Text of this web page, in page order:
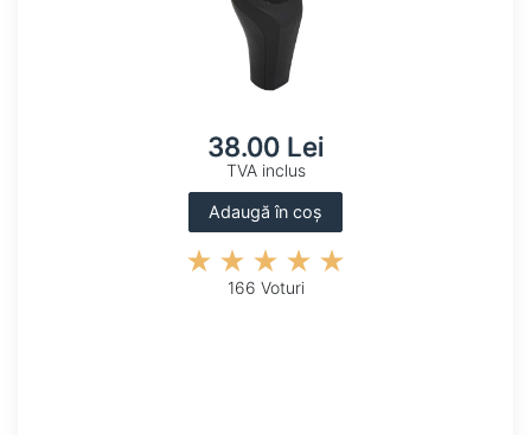
38.00 Lei
TVA inclus
Adaugă în coș
166 Voturi